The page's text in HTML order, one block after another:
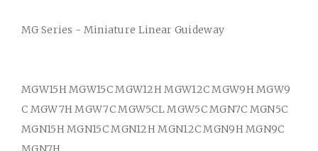
MG Series - Miniature Linear Guideway
MGW15H MGW15C MGW12H MGW12C MGW9H MGW9
C MGW7H MGW7C MGW5CL MGW5C MGN7C MGN5C
MGN15H MGN15C MGN12H MGN12C MGN9H MGN9C